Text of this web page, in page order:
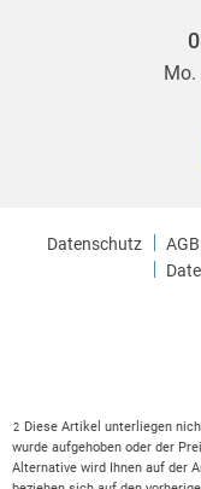
Mo.
Datenschutz AGB
2
Diese Artikel unterliegen
wurde aufgehoben oder der
Alternative wird Ihnen auf der